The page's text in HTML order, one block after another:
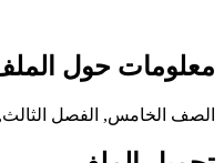
معلومات حول
الصف الخامس, الفصل الثالث, لغة